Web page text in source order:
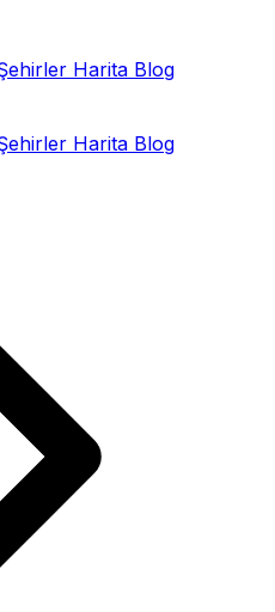
Harita Blog
Harita Blog